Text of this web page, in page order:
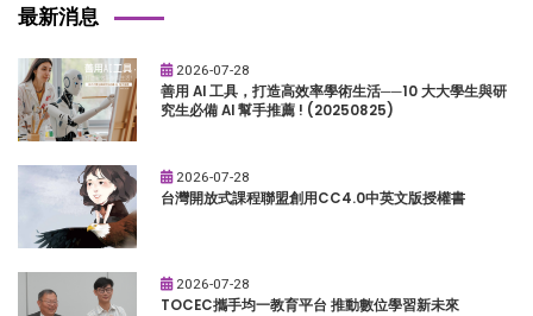
最新消息
2026-07-28
善用 AI 工具，打造高效率學術生活──10 大大學生與研
究生必備 AI 幫手推薦 ! (20250825)
2026-07-28
台灣開放式課程聯盟創用CC4.0中英文版授權書
2026-07-28
TOCEC攜手均一教育平台 推動數位學習新未來